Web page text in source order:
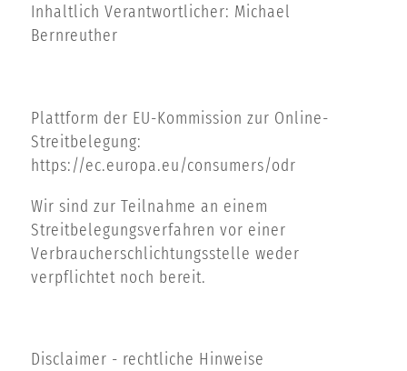
Inhaltlich Verantwortlicher: Michael
Bernreuther
Plattform der EU-Kommission zur Online-
Streitbelegung:
https://ec.europa.eu/consumers/odr
Wir sind zur Teilnahme an einem
Streitbelegungsverfahren vor einer
Verbraucherschlichtungsstelle weder
verpflichtet noch bereit.
Disclaimer - rechtliche Hinweise